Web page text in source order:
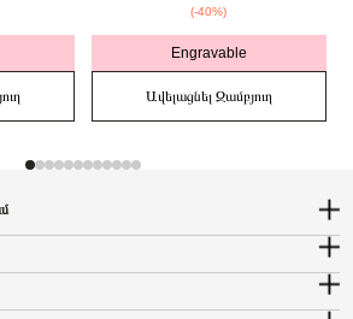
(-40%)
Engravable
Ավելացնել Զամբյուղ